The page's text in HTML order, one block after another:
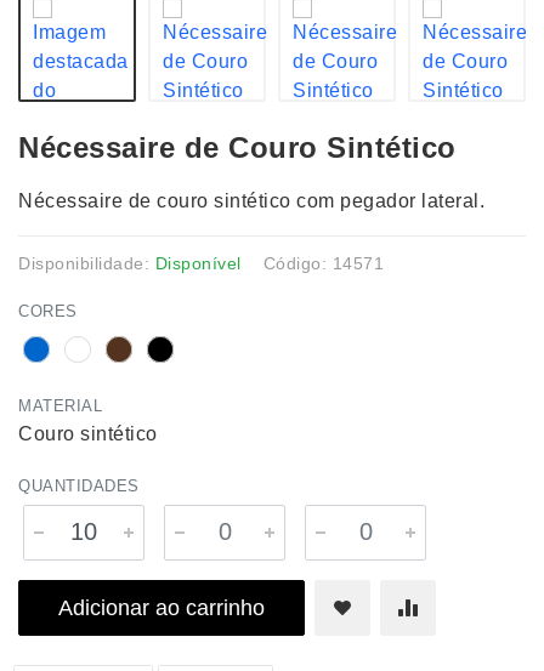
Nécessaire de Couro Sintético
Nécessaire de couro sintético com pegador lateral.
Disponibilidade: Disponível Código: 14571
CORES
MATERIAL
Couro sintético
QUANTIDADES
Adicionar ao carrinho